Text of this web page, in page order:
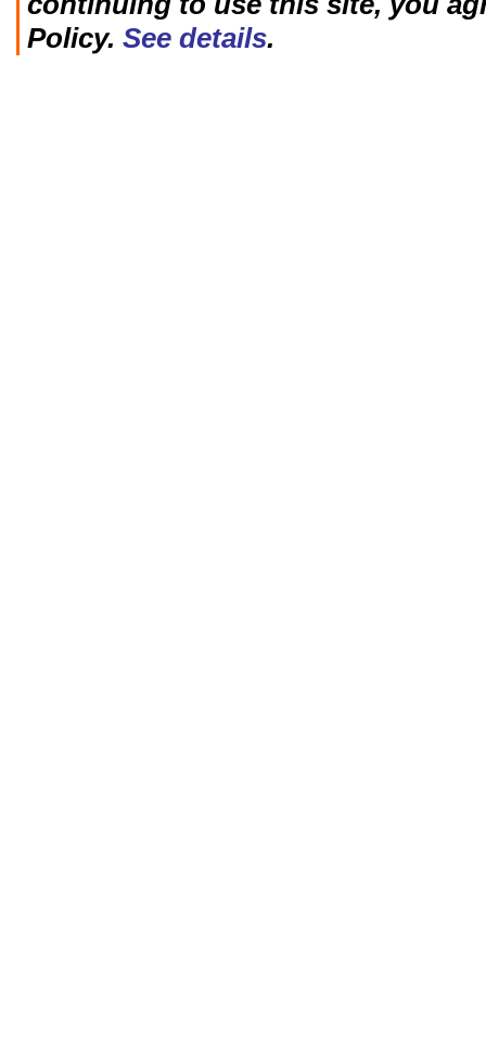
Policy. See details.